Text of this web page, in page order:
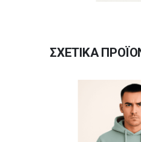
ΣΧΕΤΙΚΆ